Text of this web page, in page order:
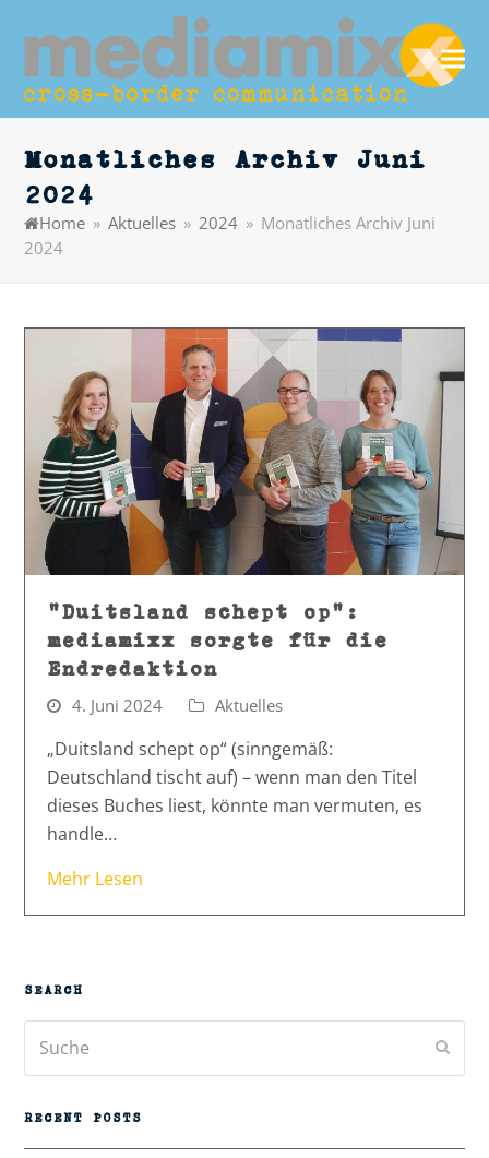
Monatliches Archiv Juni
2024
Home » Aktuelles » 2024 » Monatliches Archiv Juni
2024
„Duitsland schept op“:
mediamixx sorgte für die
Endredaktion
4. Juni 2024 Aktuelles
„Duitsland schept op“ (sinngemäß:
Deutschland tischt auf) – wenn man den Titel
dieses Buches liest, könnte man vermuten, es
handle…
Mehr Lesen
SEARCH
RECENT POSTS